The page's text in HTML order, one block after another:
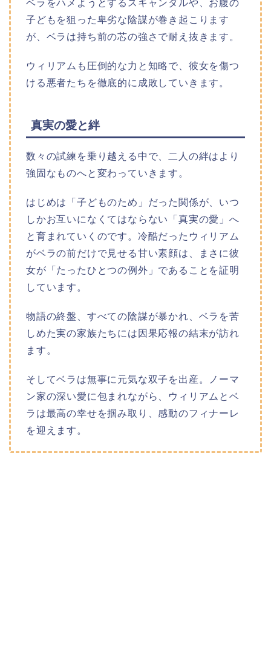
ベラをハメようとするスキャンダルや、お腹の
子どもを狙った卑劣な陰謀が巻き起こります
が、ベラは持ち前の芯の強さで耐え抜きます。
ウィリアムも圧倒的な力と知略で、彼女を傷つ
ける悪者たちを徹底的に成敗していきます。
真実の愛と絆
数々の試練を乗り越える中で、二人の絆はより
強固なものへと変わっていきます。
はじめは「子どものため」だった関係が、いつ
しかお互いになくてはならない「真実の愛」へ
と育まれていくのです。冷酷だったウィリアム
がベラの前だけで見せる甘い素顔は、まさに彼
女が「たったひとつの例外」であることを証明
しています。
物語の終盤、すべての陰謀が暴かれ、ベラを苦
しめた実の家族たちには因果応報の結末が訪れ
ます。
そしてベラは無事に元気な双子を出産。ノーマ
ン家の深い愛に包まれながら、ウィリアムとベ
ラは最高の幸せを掴み取り、感動のフィナーレ
を迎えます。